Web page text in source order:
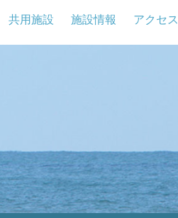
共用施設 施設情報 アクセス